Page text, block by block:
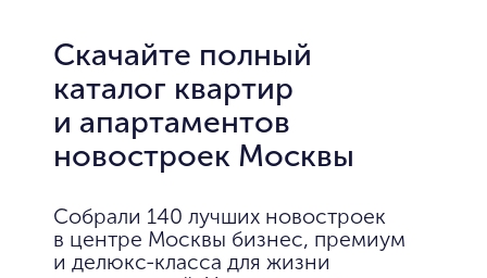
Скачайте полный
каталог квартир
и апартаментов
новостроек Москвы
Собрали 140 лучших новостроек
в центре Москвы бизнес, премиум
и делюкс-класса для жизни